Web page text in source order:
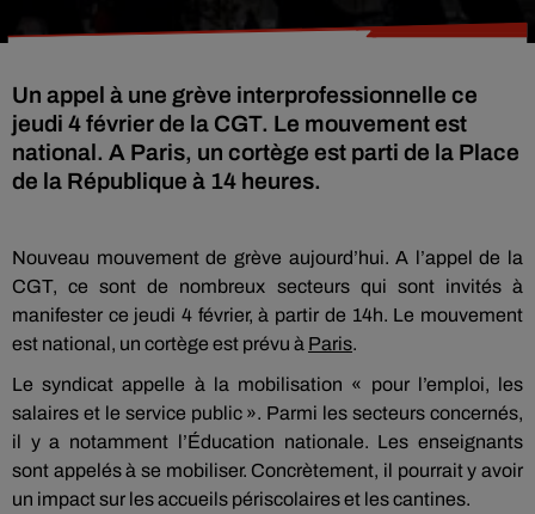
Un appel à une grève interprofessionnelle ce
jeudi 4 février de la CGT. Le mouvement est
national. A Paris, un cortège est parti de la Place
de la République à 14 heures.
Nouveau mouvement de grève aujourd’hui. A l’appel de la
CGT, ce sont de nombreux secteurs qui sont invités à
manifester ce jeudi 4 février, à partir de 14h. Le mouvement
est national, un cortège est prévu à Paris.
Le syndicat appelle à la mobilisation « pour l’emploi, les
salaires et le service public ». Parmi les secteurs concernés,
il y a notamment l’Éducation nationale. Les enseignants
sont appelés à se mobiliser. Concrètement, il pourrait y avoir
un impact sur les accueils périscolaires et les cantines.